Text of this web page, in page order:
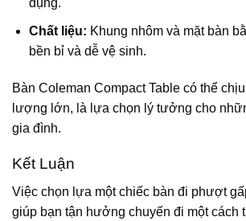
dụng.
Chất liệu: Khung nhôm và mặt bàn
bền bỉ và dễ vệ sinh.
Bàn Coleman Compact Table có thể
lượng lớn, là lựa chọn lý tưởng cho
gia đình.
Kết Luận
Việc chọn lựa một chiếc bàn đi phượt
giúp bạn tận hưởng chuyến đi một cách